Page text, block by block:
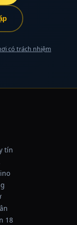
có trách nhiệm
tín
18